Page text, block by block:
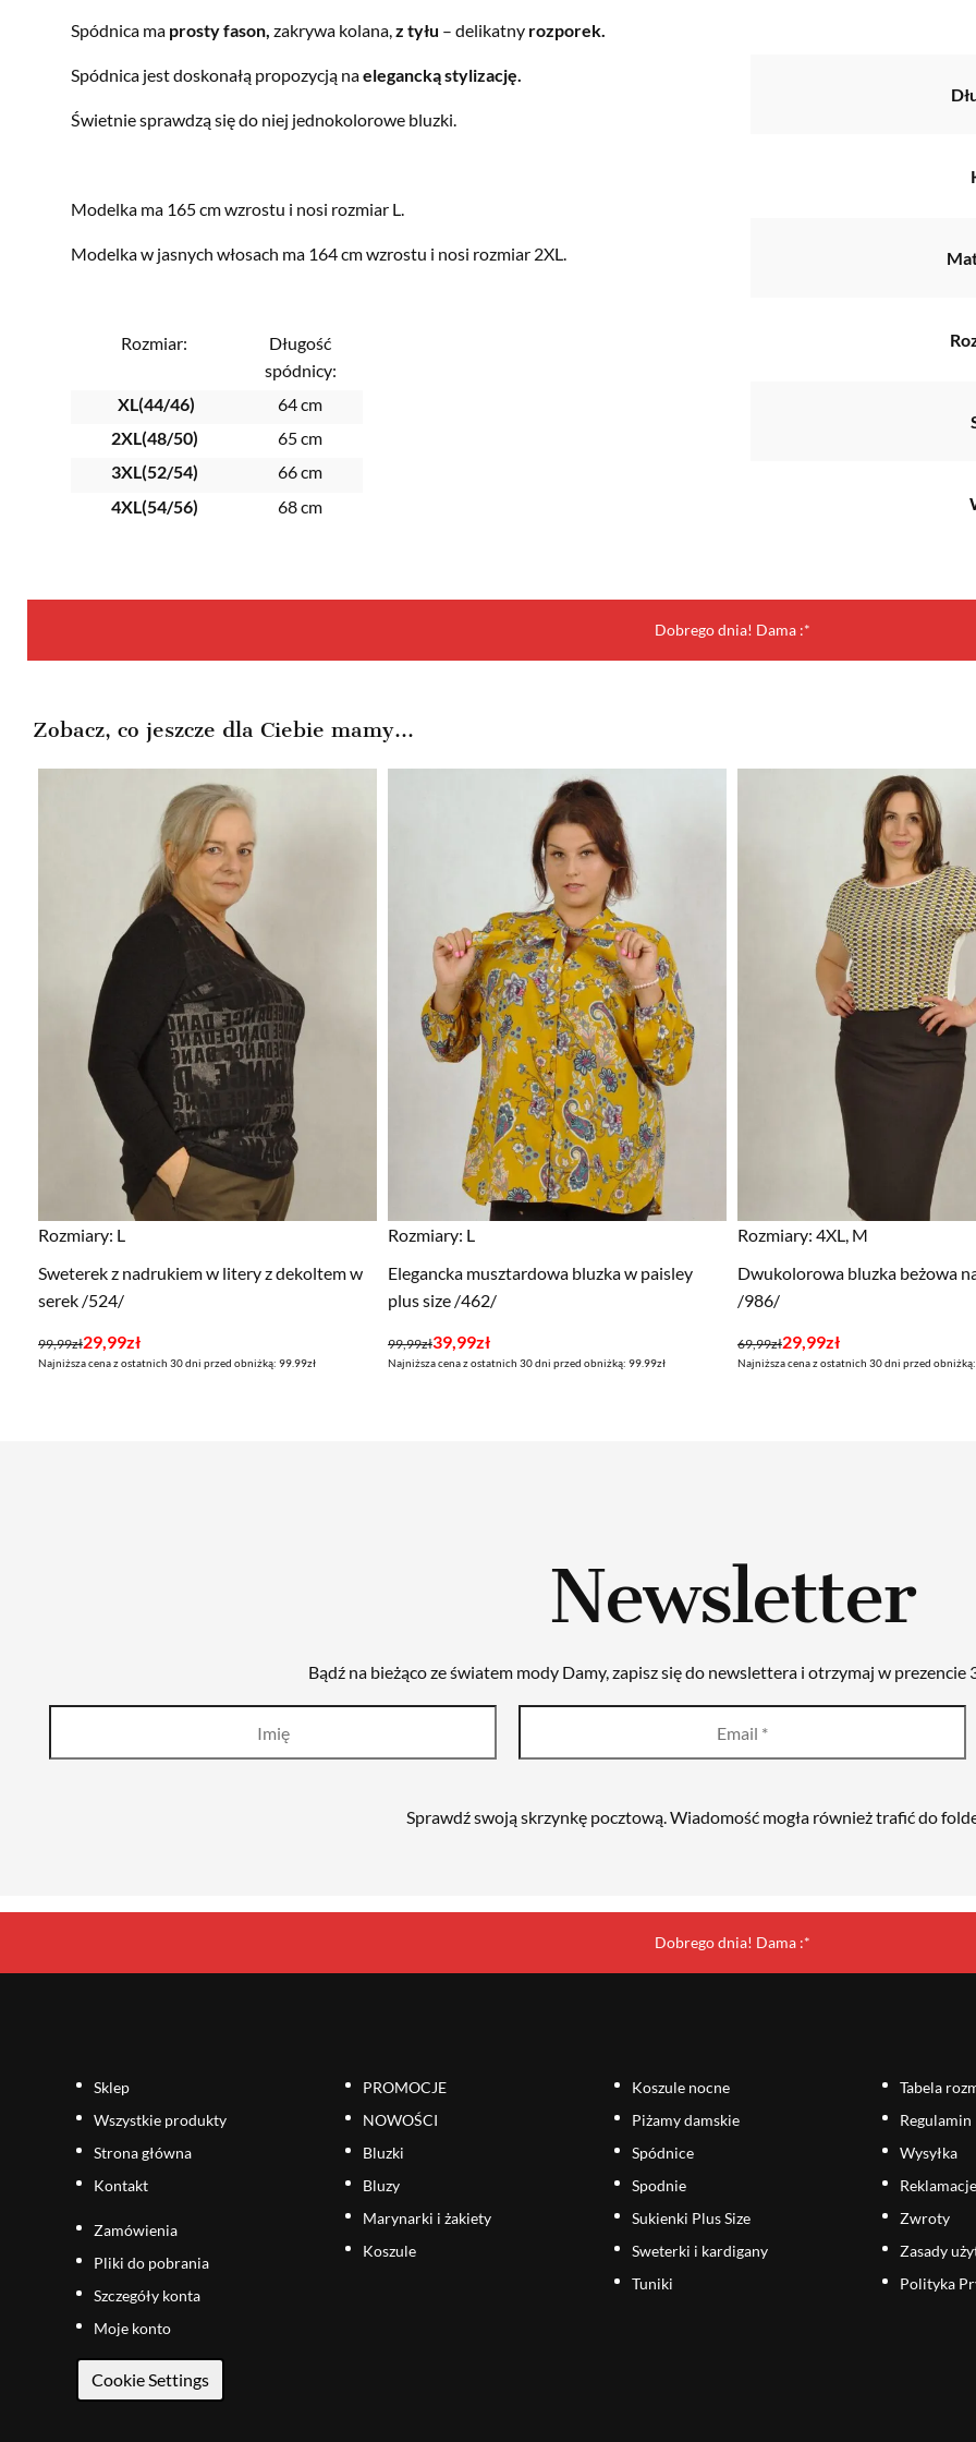
Spódnica ma prosty fason, zakrywa kolana,z tyłu – delikatny rozporek.
Spódnica jest doskonałą propozycją naelegancką stylizację.
Świetnie sprawdzą się do niej jednokolorowe bluzki.
Modelka ma 165 cm wzrostu i nosi rozmiar L.
Modelka w jasnych włosach ma 164 cm wzrostu i nosi rozmiar 2XL.
Rozmiar:
Długość
spódnicy:
XL(44/46)
64 cm
2XL(48/50)
65 cm
3XL(52/54)
66 cm
4XL(54/56)
68 cm
Dobrego dnia! Dama :*
Zobacz, co jeszcze dla Ciebie mamy...
Rozmiary: L
Sweterek z nadrukiem w litery z dekoltem w
serek /524/
99,99zł
Pierwotna
cena
29,99zł
Aktualna
cena
Najniższa cena z ostatnich 30 dni przed obniżką: 99.99zł
Rozmiary: L
Elegancka musztardowa bluzka w paisley
plus size /462/
99,99zł
Pierwotna
cena
39,99zł
Aktualna
cena
Najniższa cena z ostatnich 30 dni przed obniżką: 99.99zł
Rozmiary: 4XL, M
Dwukolorowa bluzka beżowa
/986/
69,99zł
Pierwotna
cena
29,99zł
Aktualna
cena
Najniższa cena z ostatnich 30 dni przed obniżką:
Newsletter
Bądź na bieżąco ze światem mody Damy, zapisz się do newslettera i otrzymaj w prezencie
Sprawdź swoją skrzynkę pocztową. Wiadomość mogła również trafić do
Dobrego dnia! Dama :*
Sklep
Wszystkie produkty
Strona główna
Kontakt
Zamówienia
Pliki do pobrania
Szczegóły konta
Moje konto
Cookie Settings
PROMOCJE
NOWOŚCI
Bluzki
Bluzy
Marynarki i żakiety
Koszule
Koszule nocne
Piżamy damskie
Spódnice
Spodnie
Sukienki Plus Size
Sweterki i kardigany
Tuniki
Tabela
Regulamin
Wysyłka
Zwroty
Zasady
Polityka